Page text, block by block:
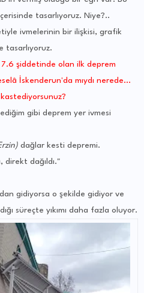
tasarlıyoruz. Niye?..
ivmelerinin bir ilişkisi, grafik
tasarlıyoruz.
şiddetinde olan ilk deprem
İskenderun'da mıydı nerede...
gibi deprem yer ivmesi
dağlar kesti depremi.
direkt dağıldı."
gidiyorsa o şekilde gidiyor ve
süreçte yıkımı daha fazla oluyor.